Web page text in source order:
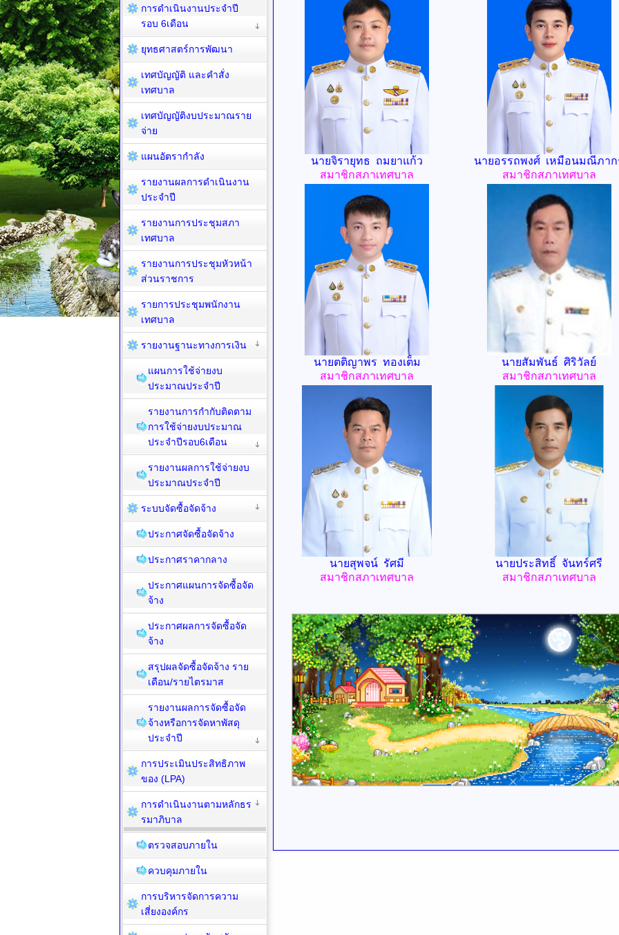
นายจิรายุทธ ถมยาแก้ว
สมาชิกสภาเทศบาล
นายอรรถพงศ์ เหมือนมณีภาก
สมาชิกสภาเทศบาล
นายตติญาพร ทองเต็ม
สมาชิกสภาเทศบาล
นายสัมพันธ์ ศิริวัลย์
สมาชิกสภาเทศบาล
นายสุพจน์ รัศมี
สมาชิกสภาเทศบาล
นายประสิทธิ์ จันทร์ศรี
สมาชิกสภาเทศบาล
การดำเนินงานประจำปี
รอบ 6เดือน
ยุทธศาสตร์การพัฒนา
เทศบัญญัติ และคำสั่ง
เทศบาล
เทศบัญญัติงบประมาณราย
จ่าย
แผนอัตรากำลัง
รายงานผลการดำเนินงาน
ประจำปี
รายงานการประชุมสภา
เทศบาล
รายงานการประชุมหัวหน้า
ส่วนราชการ
รายการประชุมพนักงาน
เทศบาล
รายงานฐานะทางการเงิน
แผนการใช้จ่ายงบ
ประมาณประจำปี
รายงานการกำกับติดตาม
การใช้จ่ายงบประมาณ
ประจำปีรอบ6เดือน
รายงานผลการใช้จ่ายงบ
ประมาณประจำปี
ระบบจัดซื้อจัดจ้าง
ประกาศจัดซื้อจัดจ้าง
ประกาศราคากลาง
ประกาศแผนการจัดซื้อจัด
จ้าง
ประกาศผลการจัดซื้อจัด
จ้าง
สรุปผลจัดซื้อจัดจ้าง ราย
เดือน/รายไตรมาส
รายงานผลการจัดซื้อจัด
จ้างหรือการจัดหาพัสดุ
ประจำปี
การประเมินประสิทธิภาพ
ของ (LPA)
การดำเนินงานตามหลักธร
รมาภิบาล
ตรวจสอบภายใน
ควบคุมภายใน
การบริหารจัดการความ
เสี่ยงองค์กร